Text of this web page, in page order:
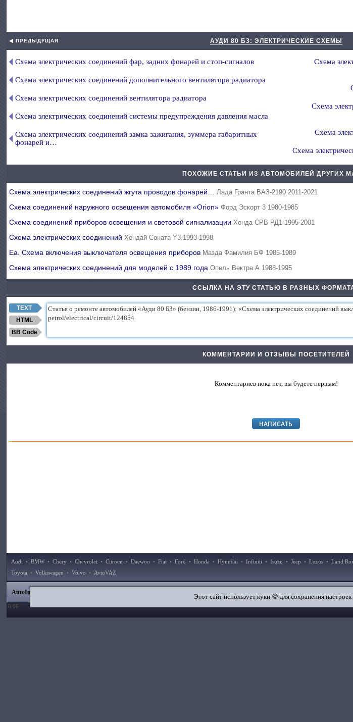
◀ ПРЕДЫДУЩАЯ АУДИ 80 Б3: ЭЛЕКТРИЧЕСКИЕ СХЕМЫ
Схема электрических соединений фар, задних фонарей и стоп-сигналов
Схема электрических соединений дополнительного вентилятора радиатора
Схема электрических соединений вентилятора радиатора
Схема электрических соединений системы предупреждения давления масла
Схема электрических соединений замка зажигания, зуммера габаритных
фонарей и…
Схема
Схема
Схема
Схема
ПОХОЖИЕ СТАТЬИ ИЗ АВТОМОБИЛЕЙ ДРУГИХ
Схема электрических соединений жгута проводов фонарей… Лада Гранта ВАЗ-2190 2011-2021
Схема соединений наружного освещения автомобиля «Orion»Форд Эскорт 3 1980-1985
Схема соединений приборов освещения и световой сигнализацииХонда СРВ РД1 1995-2001
Схема электрических соединенийХендай Соната Y3 1993-1998
Ea. Схема включения выключателя освещения приборов Мазда Фамилия БФ 1985-1989
Схема электрических соединений для моделей с 1989 годаОпель Вектра А 1988-1995
ССЫЛКА НА ЭТУ СТАТЬЮ В РАЗНЫХ
TEXT
HTML
BB Code
КОММЕНТАРИИ И ОТЗЫВЫ ПОСЕТИТЕЛЕЙ
Комментариев пока нет, вы будете первым!
Audi • BMW • Chery • Chevrolet • Citroen • Daewoo • Fiat • Ford • Honda • Hyundai • Infiniti • Isuzu • Jeep • Lexus • Land
Toyota • Volkswagen • Volvo • AvtoVAZ
AutoInstruction.ru
0.06
Этот сайт использует куки 🍪 для сохранения